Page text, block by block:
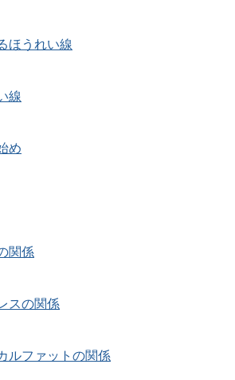
ほうれい線
線
め
関係
スの関係
ルファットの関係